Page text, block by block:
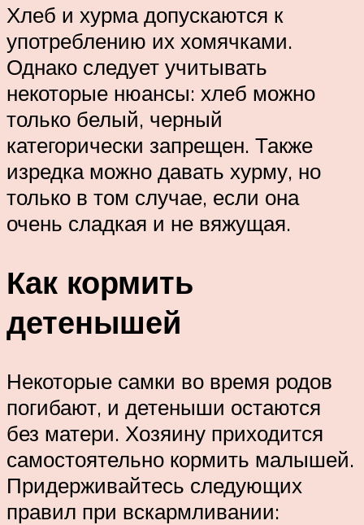
Хлеб и хурма допускаются к
употреблению их хомячками.
Однако следует учитывать
некоторые нюансы: хлеб можно
только белый, черный
категорически запрещен. Также
изредка можно давать хурму, но
только в том случае, если она
очень сладкая и не вяжущая.
Как кормить
детенышей
Некоторые самки во время родов
погибают, и детеныши остаются
без матери. Хозяину приходится
самостоятельно кормить малышей.
Придерживайтесь следующих
правил при вскармливании: